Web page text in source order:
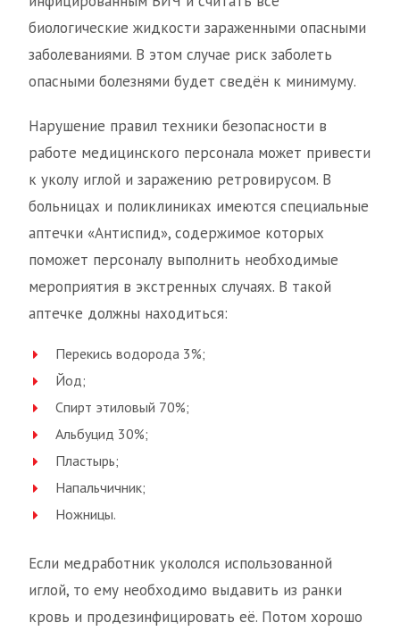
биологические жидкости зараженными опасными
заболеваниями. В этом случае риск заболеть
опасными болезнями будет сведён к минимуму.
Нарушение правил техники безопасности в
работе медицинского персонала может привести
к уколу иглой и заражению ретровирусом. В
больницах и поликлиниках имеются специальные
аптечки «Антиспид», содержимое которых
поможет персоналу выполнить необходимые
мероприятия в экстренных случаях. В такой
аптечке должны находиться:
Перекись водорода 3%;
Йод;
Спирт этиловый 70%;
Альбуцид 30%;
Пластырь;
Напальчичник;
Ножницы.
Если медработник укололся использованной
иглой, то ему необходимо выдавить из ранки
кровь и продезинфицировать её. Потом хорошо